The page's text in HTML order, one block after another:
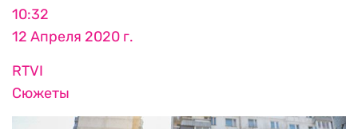
10:32
12 Апреля 2020 г.
RTVI
Сюжеты